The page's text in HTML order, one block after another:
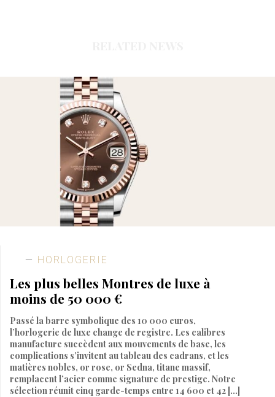
HORLOGERIE
Les plus belles Montres de luxe à
moins de 50 000 €
Passé la barre symbolique des 10 000 euros,
l’horlogerie de luxe change de registre. Les calibres
manufacture succèdent aux mouvements de base, les
complications s’invitent au tableau des cadrans, et les
matières nobles, or rose, or Sedna, titane massif,
remplacent l’acier comme signature de prestige. Notre
sélection réunit cinq garde-temps entre 14 600 et 42 […]